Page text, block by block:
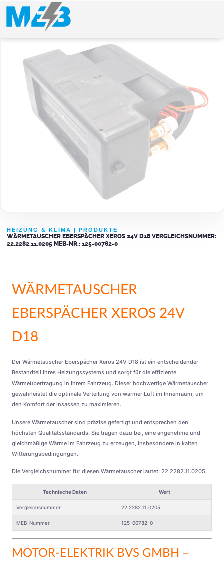
HEIZUNG & KLIMA | PRODUKTE
WÄRMETAUSCHER EBERSPÄCHER XEROS 24V D18 VERGLEICHSNUMMER:
22.2282.11.0205 MEB-NR.: 125-00782-0
WÄRMETAUSCHER
EBERSPÄCHER XEROS 24V
D18
Der Wärmetauscher Eberspächer Xeros 24V D18 ist ein entscheidender
Bestandteil Ihres Heizungssystems und sorgt für die effiziente
Wärmeübertragung in Ihrem Fahrzeug. Dieser hochwertige Wärmetauscher
gewährleistet die optimale Verteilung von warmer Luft im Innenraum, um
den Komfort der Insassen zu maximieren.
Unsere Wärmetauscher sind präzise gefertigt und entsprechen den
höchsten Qualitätsstandards. Sie tragen dazu bei, eine angenehme und
gleichmäßige Wärme im Fahrzeug zu erzeugen, insbesondere in kalten
Witterungsbedingungen.
Die Vergleichsnummer für diesen Wärmetauscher lautet: 22.2282.11.0205.
Technische Daten Wert
Vergleichsnummer 22.2282.11.0205
MEB-Nummer 125-00782-0
MOTOR-ELEKTRIK BVS GMBH –